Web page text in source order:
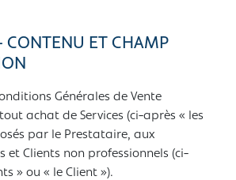
CONTENU ET CHAMP
Générales de Vente
achat de Services (ci-après « les
par le Prestataire, aux
et Clients non professionnels (ci-
» ou « le Client »).